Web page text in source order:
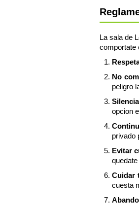
La sala de
comportate
No
peligro
opcion
privado
Evitar
Cuidar
cuesta